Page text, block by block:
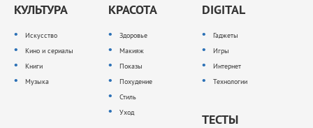
КУЛЬТУРА
Искусство
Кино и сериалы
Книги
Музыка
КРАСОТА
Здоровье
Макияж
Показы
Похудение
Стиль
Уход
DIGITAL
Гаджеты
Игры
Интернет
Технологии
ТЕСТЫ